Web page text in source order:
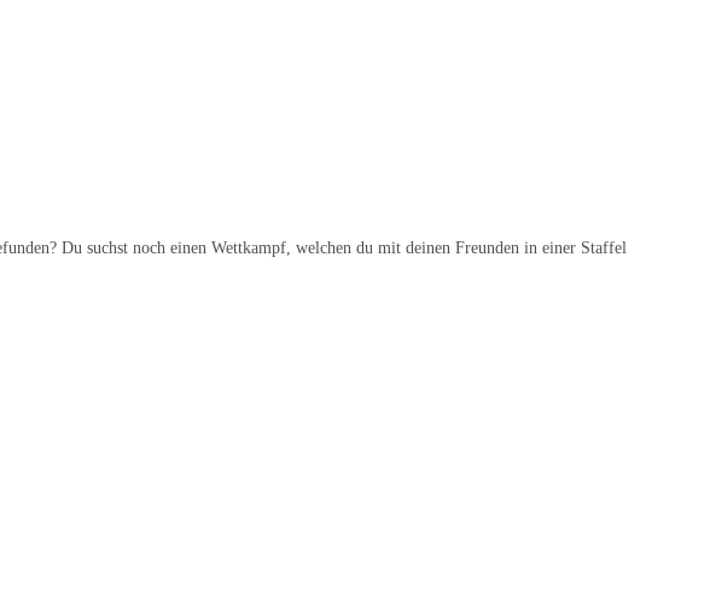
Du suchst noch einen Wettkampf, welchen du mit deinen Freunden in einer Staffel